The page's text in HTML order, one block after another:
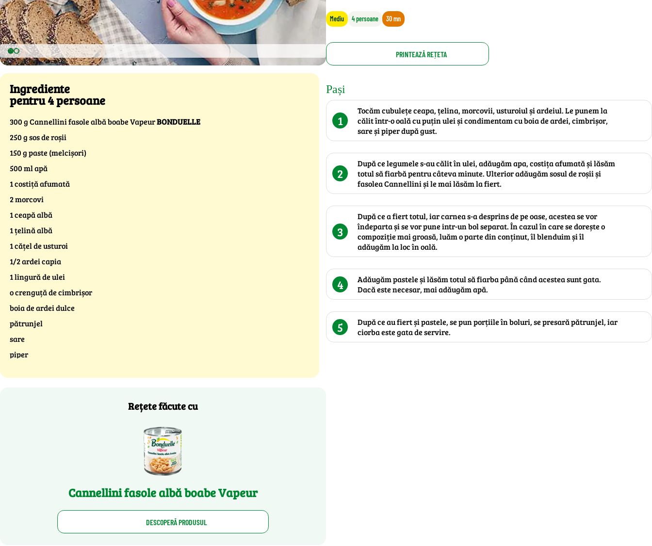
Mediu 4 persoane 30 mn
PRINTEAZĂ REȚETA
Ingrediente
pentru 4 persoane
300 g Cannellini fasole albă boabe VapeurBONDUELLE
250 g sos de roșii
150 g paste (melcișori)
500 ml apă
1 costiță afumată
2 morcovi
1 ceapă albă
1 țelină albă
1 cățel de usturoi
1/2 ardei capia
1 lingură de ulei
o crenguță de cimbrișor
boia de ardei dulce
pătrunjel
sare
piper
Rețete făcute cu
Cannellini fasole albă boabe Vapeur
DESCOPERĂ PRODUSUL
Pași
1
Tocăm cubulețe ceapa, țelina, morcovii, usturoiul și ardeiul. Le punem la
călit într-o oală cu puțin ulei și condimentam cu boia de ardei, cimbrișor,
sare și piper după gust.
2
După ce legumele s-au călit în ulei, adăugăm apa, costița afumată și lăsăm
totul să fiarbă pentru câteva minute. Ulterior adăugăm sosul de roșii și
fasolea Cannellini și le mai lăsăm la fiert.
3
După ce a fiert totul, iar carnea s-a desprins de pe oase, acestea se vor
îndeparta și se vor pune intr-un bol separat. În cazul în care se dorește o
compoziție mai groasă, luăm o parte din conținut, îl blenduim și îl
adăugăm la loc în oală.
4
Adăugăm pastele și lăsăm totul să fiarba până când acestea sunt gata.
Dacă este necesar, mai adăugăm apă.
5
După ce au fiert și pastele, se pun porțiile în boluri, se presară pătrunjel, iar
ciorba este gata de servire.